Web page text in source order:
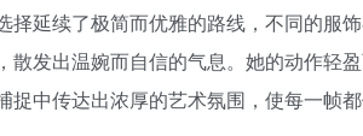
延续了极简而优雅的路线，不同的服
发出温婉而自信的气息。她的动作轻
中传达出浓厚的艺术氛围，使每一帧都